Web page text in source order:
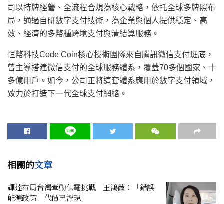
司以持牌經營、全流程合規為核心戰略，依托全球多牌照布
局，通過自研數字支付技術，為企業與個人提供穩定、高
效、經濟的多幣種跨境支付與清結算服務。
恒幣科技Code Coin核心技術團隊來自騰訊微信支付班底，
曾主導搭建微信支付的全球服務體系，覆蓋70多個國家、十
多億用戶。如今，公司正將這套體系應用於數字支付領域，
致力於打造下一代全球支付網絡。
相關的文章
輝達布局台灣牽動供電挑戰 王鴻薇：「錯誤
能源政策」代價已浮現